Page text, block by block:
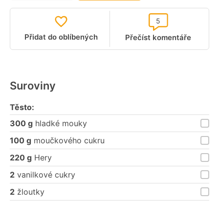
Přidat do oblíbených Přečíst komentáře
5
Suroviny
Těsto:
300 g hladké mouky
100 g moučkového cukru
220 g Hery
2 vanilkové cukry
2 žloutky